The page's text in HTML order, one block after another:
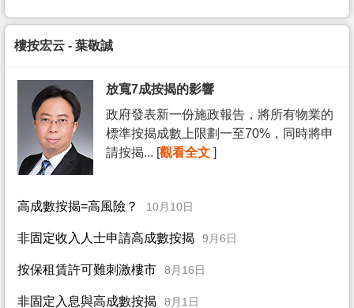
樓按宏云 - 葉敬誠
放寬7成按揭的影響
政府發表新一份施政報告，將所有物業的
標準按揭成數上限劃一至70%，同時將申
請按揭... [觀看全文 ]
高成數按揭=高風險？ 10月10日
非固定收入人士申請高成數按揭 9月6日
按保租賃許可難刺激樓市 8月16日
非固定入息與高成數按揭 8月1日